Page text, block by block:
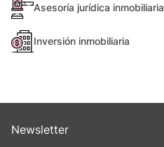
Asesoría jurídica inmobiliaria
Inversión inmobiliaria
Newsletter